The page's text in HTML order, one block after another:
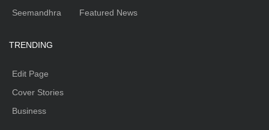
Seemandhra
Featured News
TRENDING
Edit Page
Cover Stories
Business